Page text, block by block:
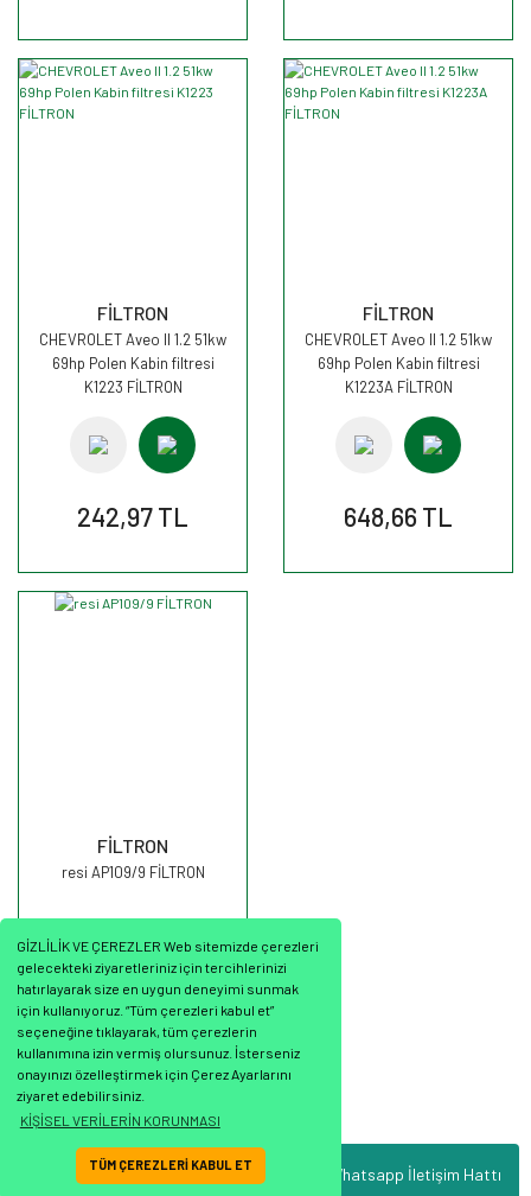
GİZLİLİK VE ÇEREZLER Web sitemizde çerezleri
gelecekteki ziyaretleriniz için tercihlerinizi
hatırlayarak size en uygun deneyimi sunmak
için kullanıyoruz. “Tüm çerezleri kabul et”
seçeneğine tıklayarak, tüm çerezlerin
kullanımına izin vermiş olursunuz. İsterseniz
onayınızı özelleştirmek için Çerez Ayarlarını
ziyaret edebilirsiniz.
KİŞİSEL VERİLERİN KORUNMASI
TÜM ÇEREZLERİ KABUL ET Whatsapp İletişim Hattı
FİLTRON
CHEVROLET Aveo II 1.2 51kw
69hp Polen Kabin filtresi
K1223 FİLTRON
242,97 TL
FİLTRON
CHEVROLET Aveo II 1.2 51kw
69hp Polen Kabin filtresi
K1223A FİLTRON
648,66 TL
FİLTRON
resi AP109/9 FİLTRON
275,52 TL